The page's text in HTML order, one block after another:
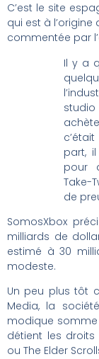
C’est le site
qui est à l’origine
commentée par
Il y a
part,
pour
Take-
de
SomosXbox
milliards de
estimé à 30
modeste.
Un peu plus tôt
Media, la
modique
détient les
ou The Elder